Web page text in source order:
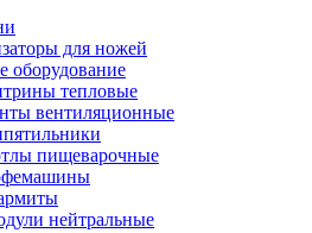
для ножей
оборудование
тепловые
вентиляционные
пищеварочные
нейтральные